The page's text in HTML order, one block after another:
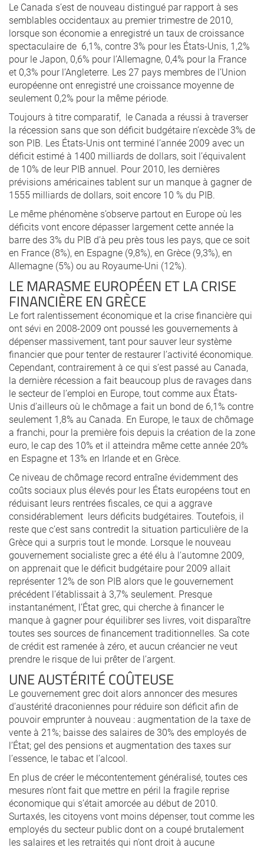
Le Canada s’est de nouveau distingué par rapport à ses
semblables occidentaux au premier trimestre de 2010,
lorsque son économie a enregistré un taux de croissance
spectaculaire de 6,1%, contre 3% pour les États-Unis, 1,2%
pour le Japon, 0,6% pour l’Allemagne, 0,4% pour la France
et 0,3% pour l’Angleterre. Les 27 pays membres de l’Union
européenne ont enregistré une croissance moyenne de
seulement 0,2% pour la même période.
Toujours à titre comparatif, le Canada a réussi à traverser
la récession sans que son déficit budgétaire n’excède 3% de
son PIB. Les États-Unis ont terminé l’année 2009 avec un
déficit estimé à 1400 milliards de dollars, soit l’équivalent
de 10% de leur PIB annuel. Pour 2010, les dernières
prévisions américaines tablent sur un manque à gagner de
1555 milliards de dollars, soit encore 10 % du PIB.
Le même phénomène s’observe partout en Europe où les
déficits vont encore dépasser largement cette année la
barre des 3% du PIB d’à peu près tous les pays, que ce soit
en France (8%), en Espagne (9,8%), en Grèce (9,3%), en
Allemagne (5%) ou au Royaume-Uni (12%).
LE MARASME EUROPÉEN ET LA CRISE
FINANCIÈRE EN GRÈCE
Le fort ralentissement économique et la crise financière qui
ont sévi en 2008-2009 ont poussé les gouvernements à
dépenser massivement, tant pour sauver leur système
financier que pour tenter de restaurer l’activité économique.
Cependant, contrairement à ce qui s’est passé au Canada,
la dernière récession a fait beaucoup plus de ravages dans
le secteur de l’emploi en Europe, tout comme aux États-
Unis d’ailleurs où le chômage a fait un bond de 6,1% contre
seulement 1,8% au Canada. En Europe, le taux de chômage
a franchi, pour la première fois depuis la création de la zone
euro, le cap des 10% et il atteindra même cette année 20%
en Espagne et 13% en Irlande et en Grèce.
Ce niveau de chômage record entraîne évidemment des
coûts sociaux plus élevés pour les États européens tout en
réduisant leurs rentrées fiscales, ce qui a aggrave
considérablement leurs déficits budgétaires. Toutefois, il
reste que c’est sans contredit la situation particulière de la
Grèce qui a surpris tout le monde. Lorsque le nouveau
gouvernement socialiste grec a été élu à l’automne 2009,
on apprenait que le déficit budgétaire pour 2009 allait
représenter 12% de son PIB alors que le gouvernement
précédent l’établissait à 3,7% seulement. Presque
instantanément, l’État grec, qui cherche à financer le
manque à gagner pour équilibrer ses livres, voit disparaître
toutes ses sources de financement traditionnelles. Sa cote
de crédit est ramenée à zéro, et aucun créancier ne veut
prendre le risque de lui prêter de l’argent.
UNE AUSTÉRITÉ COÛTEUSE
Le gouvernement grec doit alors annoncer des mesures
d’austérité draconiennes pour réduire son déficit afin de
pouvoir emprunter à nouveau : augmentation de la taxe de
vente à 21%; baisse des salaires de 30% des employés de
l’État; gel des pensions et augmentation des taxes sur
l’essence, le tabac et l’alcool.
En plus de créer le mécontentement généralisé, toutes ces
mesures n’ont fait que mettre en péril la fragile reprise
économique qui s’était amorcée au début de 2010.
Surtaxés, les citoyens vont moins dépenser, tout comme les
employés du secteur public dont on a coupé brutalement
les salaires et les retraités qui n’ont droit à aucune